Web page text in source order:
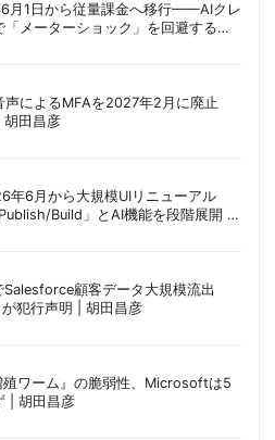
1日から従量課金へ移行——AIクレ
メーターショック」を回避する方
によるMFAを2027年2月に廃止
田昌彦
6月から大規模UIリニューアル
Build」とAI機能を段階展開 |
顧客データ大規模流出
犯行声明 | 胡田昌彦
ワーム』の脆弱性、Microsoftは5
| 胡田昌彦